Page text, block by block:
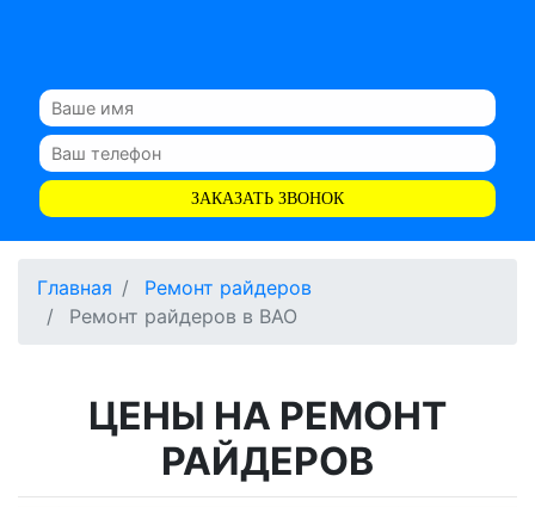
ЗАКАЗАТЬ ЗВОНОК
Главная
Ремонт райдеров
Ремонт райдеров в ВАО
ЦЕНЫ НА РЕМОНТ
РАЙДЕРОВ